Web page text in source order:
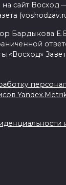
на сайт Восход
Бардыкова
«Восход»